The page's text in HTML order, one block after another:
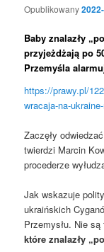
Opublikowany
Baby znalazły
przyjeżdżają po
Przemyśla
https://prawy.pl/
wracaja-na-
Zaczęły
twierdzi Marcin
procederze
Jak wskazuje
ukraińskich
Przemysłu. Nie
które znalazły